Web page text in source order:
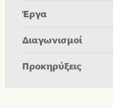
Έργα
Διαγωνισμοί
Προκηρύξεις